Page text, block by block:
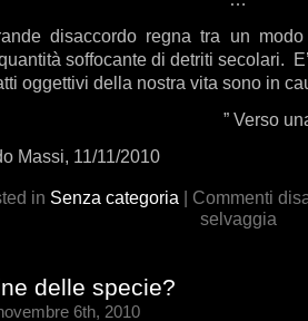
disaccordo regna tra un
soffocante di detriti secolari.
oggettivi della nostra vita sono in
” Verso
Massi, 11/11/2010
in Senza categoria | Commenti
selvaggia
delle specie?
6th, 2010